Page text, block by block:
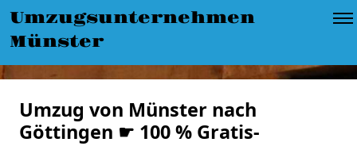
Umzugsunternehmen
Münster
Umzug von Münster nach
Göttingen ☛ 100 % Gratis-